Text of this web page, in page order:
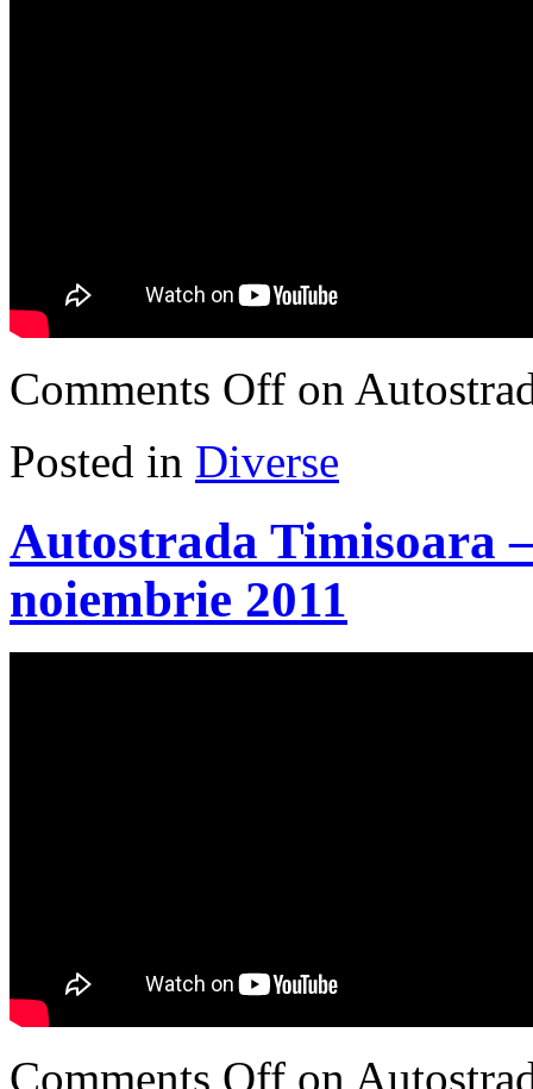
Comments Off on
Posted in Diverse
Autostrada Timisoara
noiembrie 2011
Comments Off on